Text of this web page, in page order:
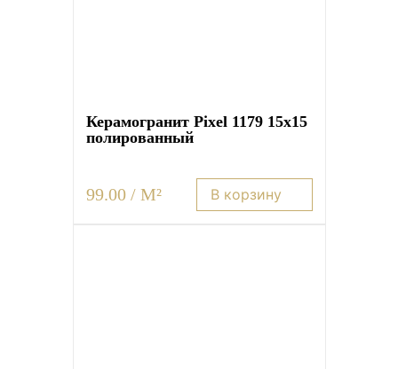
Керамогранит Pixel 1179 15х15
полированный
99.00 / M² В корзину